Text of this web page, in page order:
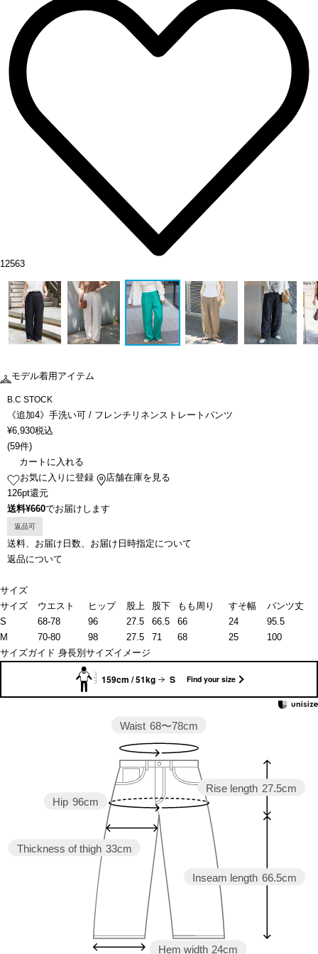
12563
モデル着用アイテム
B.C STOCK
《追加4》手洗い可 / フレンチリネンストレートパンツ
¥6,930税込
(59件)
カートに入れる
お気に入りに登録
店舗在庫を見る
126pt還元
送料¥660でお届けします
返品可
送料、お届け日数、お届け日時指定について
返品について
サイズ
サイズ
ウエスト ヒップ 股上 股下 もも周り すそ幅
パンツ丈
S
68-78 96 27.5 66.5 66 24
95.5
M
70-80 98 27.5 71 68 25
100
サイズガイド 身長別サイズイメージ
159cm / 51kg S Find your size
Inseam length 66.5cm
Rise length 27.5cm
Hem width 24cm
Thickness of thigh 33cm
Hip 96cm
Waist 68〜78cm